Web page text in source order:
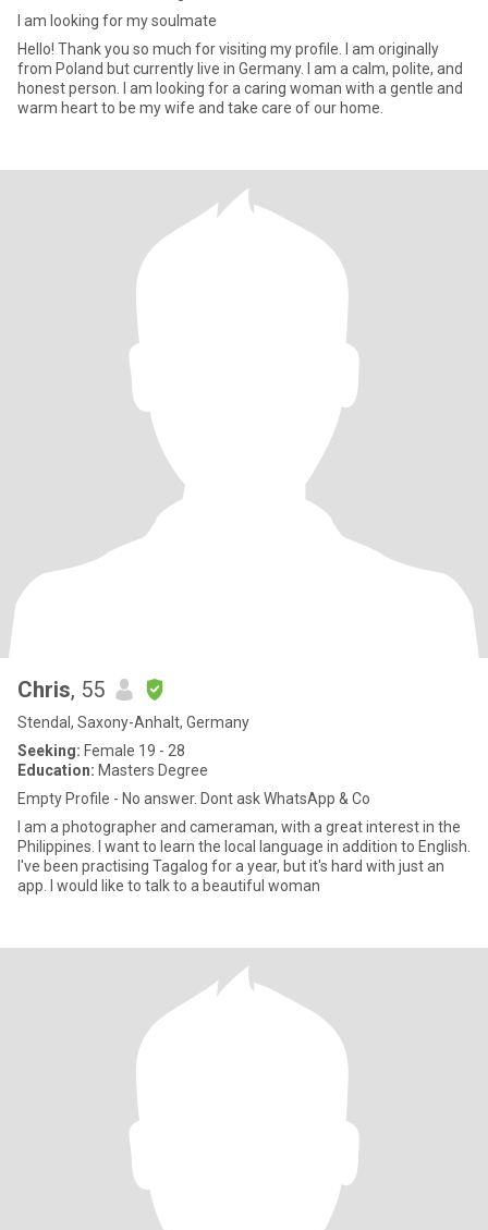
I am looking for my soulmate
Hello! Thank you so much for visiting my profile. I am originally
from Poland but currently live in Germany. I am a calm, polite, and
honest person. I am looking for a caring woman with a gentle and
warm heart to be my wife and take care of our home.
Chris, 55
Stendal, Saxony-Anhalt, Germany
Seeking: Female 19 - 28
Education: Masters Degree
Empty Profile - No answer. Dont ask WhatsApp & Co
I am a photographer and cameraman, with a great interest in the
Philippines. I want to learn the local language in addition to English.
I've been practising Tagalog for a year, but it's hard with just an
app. I would like to talk to a beautiful woman